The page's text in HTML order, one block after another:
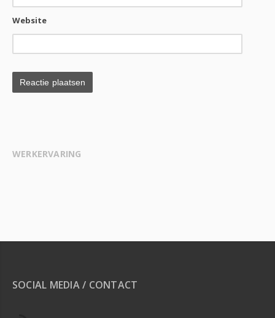
Website
WERKERVARING
SOCIAL MEDIA / CONTACT